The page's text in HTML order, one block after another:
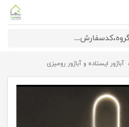
آباژور ایستاده و آباژور رومیزی